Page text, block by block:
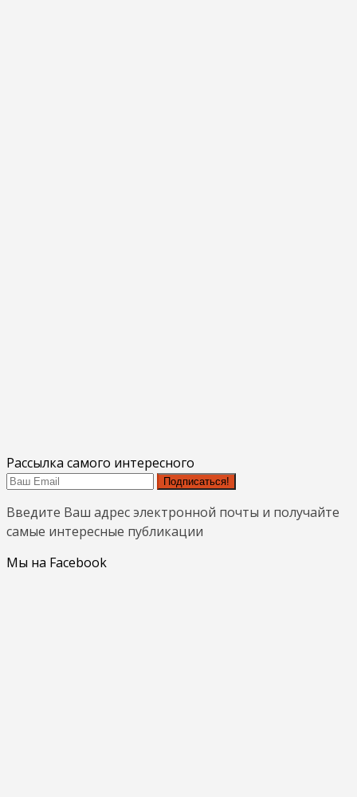
Рассылка самого интересного
Подписаться!
Введите Ваш адрес электронной почты и получайте
самые интересные публикации
Мы на Facebook